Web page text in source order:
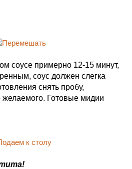
соусе примерно 12-15 минут,
соус должен слегка
снять пробу,
желаемого. Готовые мидии